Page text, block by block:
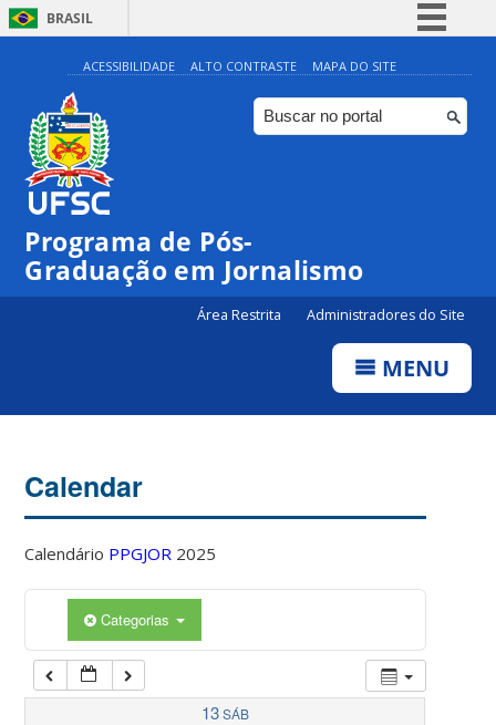
BRASIL
Simplifique!
Comunica BR
Participe
ACESSIBILIDADE ALTO CONTRASTE MAPA DO SITE
Programa de Pós-
Graduação em Jornalismo
Área Restrita Administradores do Site
MENU
Calendar
Calendário PPGJOR 2025
Categorias
13SÁB
04:00
05:00
07:00